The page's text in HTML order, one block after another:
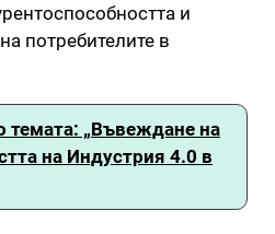
и
потребителите в
„Въвеждане на
на Индустрия 4.0 в